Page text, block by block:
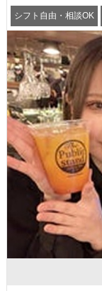
シフト自由・相談OK